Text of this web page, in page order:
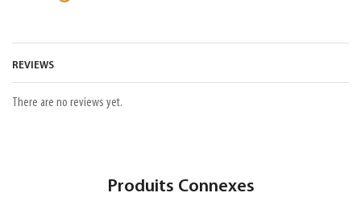
REVIEWS
There are no reviews yet.
Produits Connexes